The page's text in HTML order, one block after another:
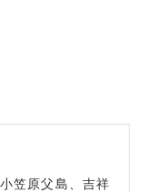
笠原父島、吉祥